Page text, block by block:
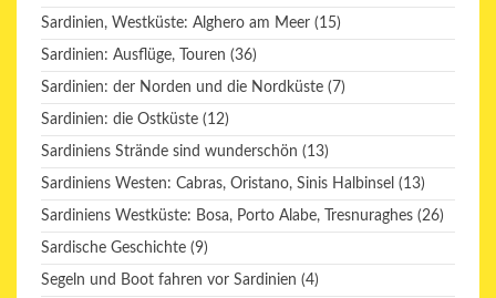
Sardinien, Westküste: Alghero am Meer (15)
Sardinien: Ausflüge, Touren (36)
Sardinien: der Norden und die Nordküste (7)
Sardinien: die Ostküste (12)
Sardiniens Strände sind wunderschön (13)
Sardiniens Westen: Cabras, Oristano, Sinis Halbinsel (13)
Sardiniens Westküste: Bosa, Porto Alabe, Tresnuraghes (26)
Sardische Geschichte (9)
Segeln und Boot fahren vor Sardinien (4)